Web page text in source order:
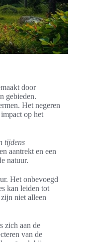
door
gebieden.
Het negeren
op het
tijdens
aantrekt en een
natuur.
Het onbevoegd
kan leiden tot
niet alleen
zich aan de
van de